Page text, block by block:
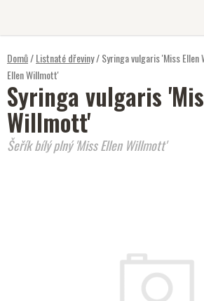
Domů/Listnaté dřeviny/Syringa vulgaris 'Miss
Ellen Willmott'
Syringa vulgaris
Willmott'
Šeřík bílý plný 'Miss Ellen Willmott'